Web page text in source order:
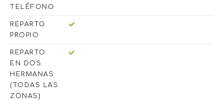
TELÉFONO
REPARTO
PROPIO
REPARTO
EN DOS
HERMANAS
(TODAS LAS
ZONAS)